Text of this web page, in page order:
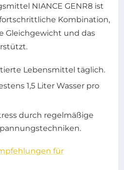
NIANCE GENR8 ist
Kombination,
Gleichgewicht und das
Lebensmittel täglich.
1,5 Liter Wasser pro
durch regelmäßige
für